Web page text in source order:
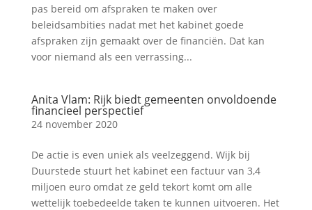
pas bereid om afspraken te maken over
beleidsambities nadat met het kabinet goede
afspraken zijn gemaakt over de financiën. Dat kan
voor niemand als een verrassing...
Anita Vlam: Rijk biedt gemeenten onvoldoende
financieel perspectief
24 november 2020
De actie is even uniek als veelzeggend. Wijk bij
Duurstede stuurt het kabinet een factuur van 3,4
miljoen euro omdat ze geld tekort komt om alle
wettelijk toebedeelde taken te kunnen uitvoeren. Het